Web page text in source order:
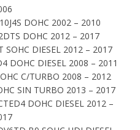
DOHC 2002 – 2010
DOHC 2012 – 2017
SOHC DIESEL 2012 – 2017
DOHC DIESEL 2008 – 2011
C/TURBO 2008 – 2012
SIN TURBO 2013 – 2017
DOHC DIESEL 2012 –